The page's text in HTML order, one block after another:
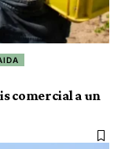
comercial a un